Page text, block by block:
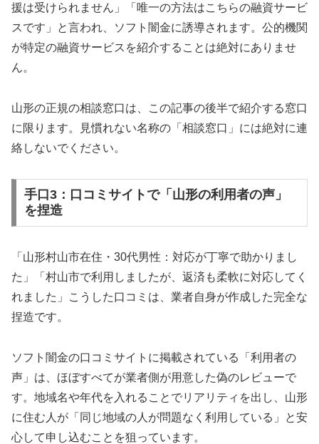
援は受けられません」「唯一の方法はこちらの融資サービ
スです」と言われ、ソフト闇金に誘導されます。公的機関
が特定の融資サービスを紹介することは絶対にありませ
ん。
山形の正規の相談窓口は、この記事の後半で紹介する窓口
に限ります。見慣れない名称の「相談窓口」には絶対に連
絡しないでください。
手口3：口コミサイトで「山形の利用者の声」
を捏造
「山形村山市在住・30代男性：対応が丁寧で助かりまし
た」「村山市で利用しましたが、返済も柔軟に対応してく
れました」こうした口コミは、業者自身が作成した完全な
捏造です。
ソフト闇金の口コミサイトに掲載されている「利用者の
声」は、ほぼすべてが業者側が用意した偽のレビューで
す。地域名や年代を入れることでリアリティを出し、山形
に住む人が「同じ地域の人が問題なく利用している」と安
心して申し込むことを狙っています。